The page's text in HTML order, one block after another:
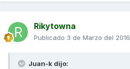
Rikytowna
Publicado 3 de Marzo del 2016
Juan-k dijo: